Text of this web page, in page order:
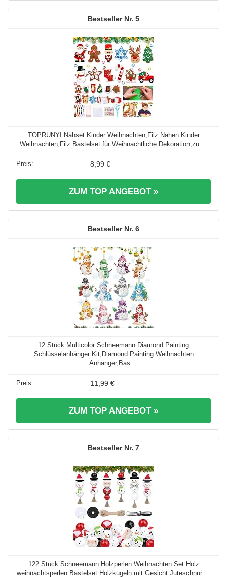
5
TOPRUNYI Nähset Kinder Weihnachten,Filz Nähen Kinder
Weihnachten,Filz Bastelset für Weihnachtliche Dekoration,zu ...
8,99 €
ZUM TOP ANGEBOT »
6
12 Stück Multicolor Schneemann Diamond Painting
Schlüsselanhänger Kit,Diamond Painting Weihnachten
Anhänger,Bas ...
11,99 €
ZUM TOP ANGEBOT »
7
122 Stück Schneemann Holzperlen Weihnachten Set Holz
weihnachtsperlen Bastelset Holzkugeln mit Gesicht Juteschnur ...